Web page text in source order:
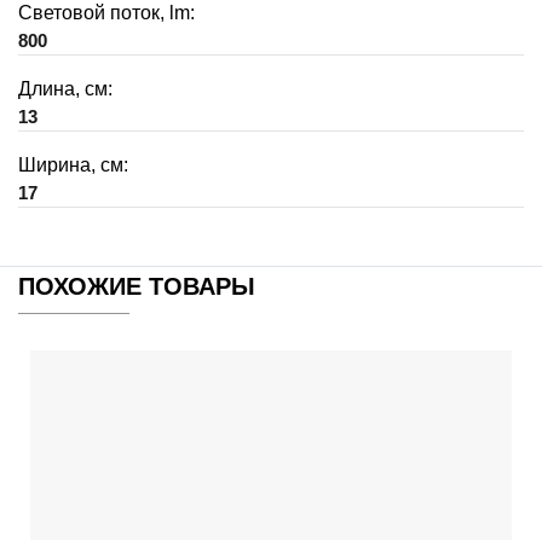
Световой поток, lm:
800
Длина, см:
13
Ширина, см:
17
ПОХОЖИЕ ТОВАРЫ